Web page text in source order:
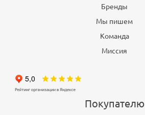
Бренды
Мы пишем
Команда
Миссия
Покупателю